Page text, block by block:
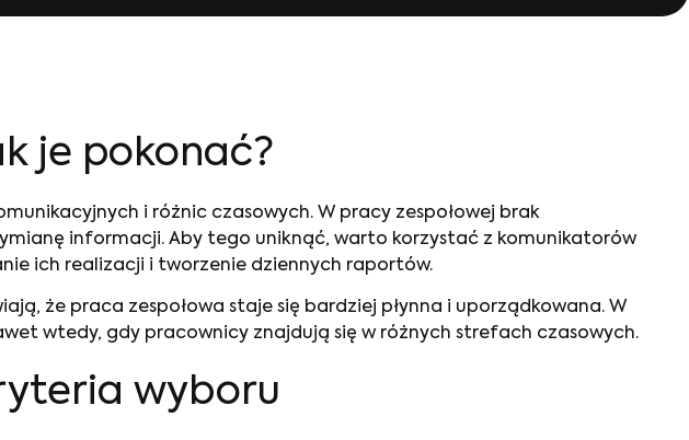
je pokonać?
i różnic czasowych. W pracy zespołowej brak
informacji. Aby tego uniknąć, warto korzystać z komunikatorów
ich realizacji i tworzenie dziennych raportów.
że praca zespołowa staje się bardziej płynna i uporządkowana. W
wtedy, gdy pracownicy znajdują się w różnych strefach czasowych.
wyboru